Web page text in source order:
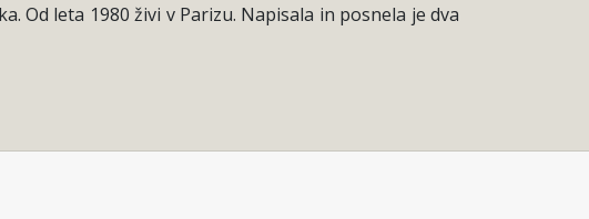
Od leta 1980 živi v Parizu. Napisala in posnela je dva